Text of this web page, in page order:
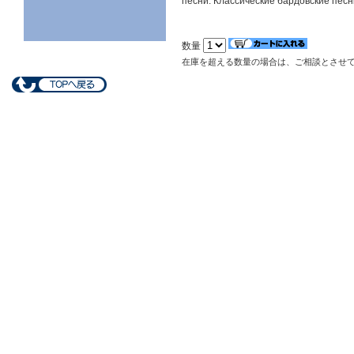
数量
在庫を超える数量の場合は、ご相談とさせ